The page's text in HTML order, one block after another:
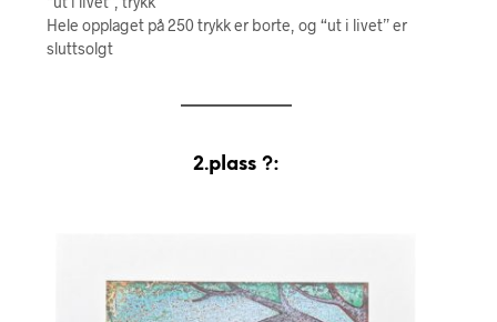
Hele opplaget på 250 trykk er borte, og “ut i livet” er
sluttsolgt
2.plass ?: